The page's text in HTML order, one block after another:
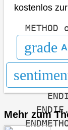
METHOD
IF
SELECT
IF sy-
kostenlos
grade
Mehr zum